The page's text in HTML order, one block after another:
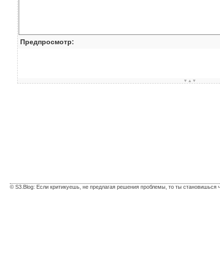
Предпросмотр:
▼▲▼
© S3.Blog: Если критикуешь, не предлагая решения проблемы, то ты становишься